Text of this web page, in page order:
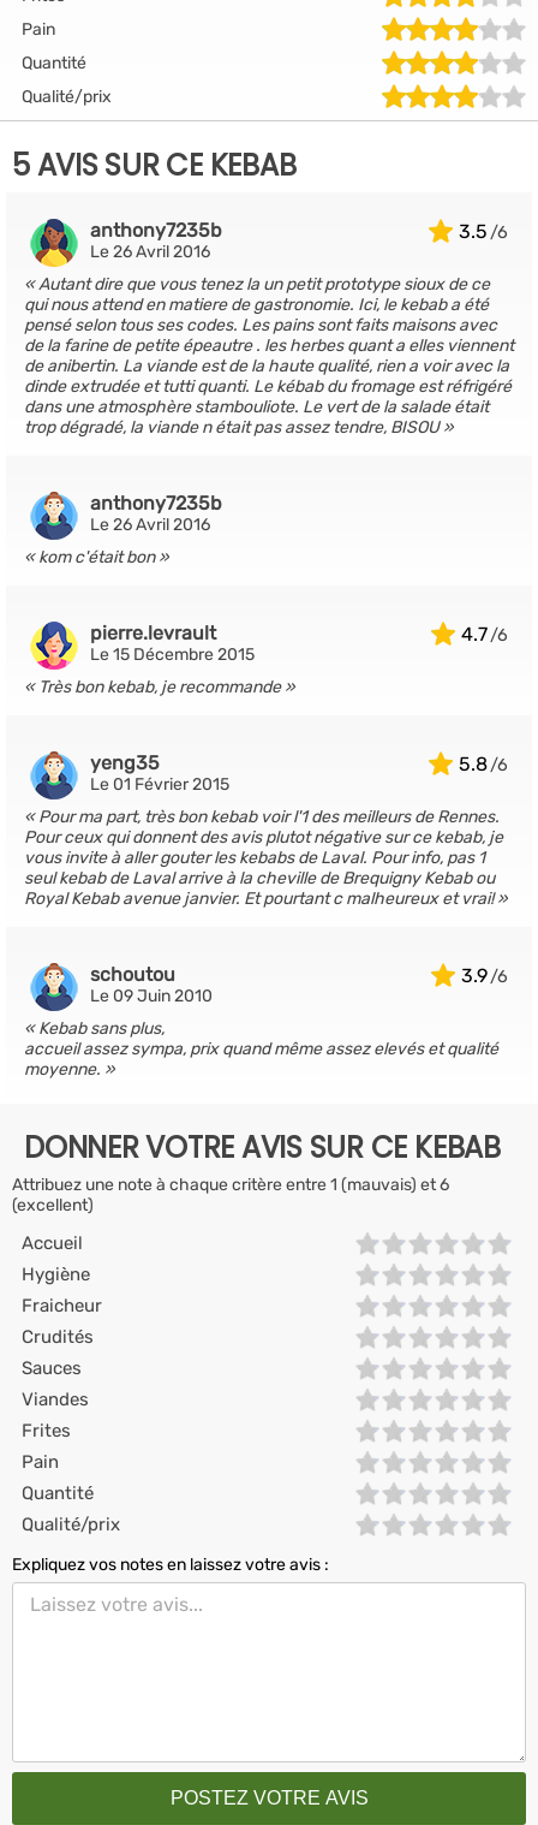
Pain
Quantité
Qualité/prix
5 AVIS SUR CE KEBAB
3.5
anthony7235b
Le 26 Avril 2016
Autant dire que vous tenez la un petit prototype sioux de ce
qui nous attend en matiere de gastronomie. Ici, le kebab a été
pensé selon tous ses codes. Les pains sont faits maisons avec
de la farine de petite épeautre . les herbes quant a elles viennent
de anibertin. La viande est de la haute qualité, rien a voir avec la
dinde extrudée et tutti quanti. Le kébab du fromage est réfrigéré
dans une atmosphère stambouliote. Le vert de la salade était
trop dégradé, la viande n était pas assez tendre, BISOU
anthony7235b
Le 26 Avril 2016
kom c'était bon
4.7
pierre.levrault
Le 15 Décembre 2015
Très bon kebab, je recommande
5.8
yeng35
Le 01 Février 2015
Pour ma part, très bon kebab voir l'1 des meilleurs de Rennes.
Pour ceux qui donnent des avis plutot négative sur ce kebab, je
vous invite à aller gouter les kebabs de Laval. Pour info, pas 1
seul kebab de Laval arrive à la cheville de Brequigny Kebab ou
Royal Kebab avenue janvier. Et pourtant c malheureux et vrai!
3.9
schoutou
Le 09 Juin 2010
Kebab sans plus,
accueil assez sympa, prix quand même assez elevés et qualité
moyenne.
DONNER VOTRE AVIS SUR CE KEBAB
Attribuez une note à chaque critère entre 1 (mauvais) et 6
(excellent)
Accueil
Hygiène
Fraicheur
Crudités
Sauces
Viandes
Frites
Pain
Quantité
Qualité/prix
Expliquez vos notes en laissez votre avis :